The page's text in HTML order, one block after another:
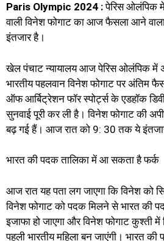
Paris Olympic 2024 :पेरिस ओलंपिक
वाली विनेश फोगाट का आज फैसला आने वाला
इंतजार है।
खेल पंचाट न्यायालय आज पेरिस ओलंपिक में
भारतीय पहलवान विनेश फोगाट पर अंतिम
ऑफ आर्बिट्रेशन फॉर स्पोर्ट्स के एडहॉक
सुनवाई पूरी कर ली है। विनेश फोगाट की
बढ़ गई हैं। आज रात को 9: 30 तक ये
भारत की पदक तालिका में आ सकता है फर्क
आज रात यह पता लग जाएगा कि विनेश को
विनेश फोगाट को पदक मिलने से भारत की
इजाफा हो जाएगा और विनेश फोगाट कुश्ती
पहली भारतीय महिला बन जाएंगी। भारत